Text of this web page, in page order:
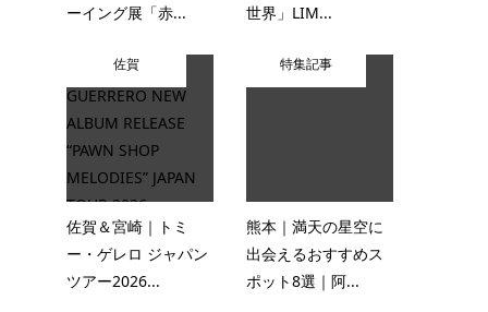
ーイング展「赤...
世界」LIM...
佐賀
佐賀＆宮崎｜トミ
ー・ゲレロ ジャパン
ツアー2026...
特集記事
熊本｜満天の星空に
出会えるおすすめス
ポット8選｜阿...